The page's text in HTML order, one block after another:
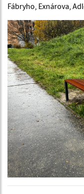
Fábryho, Exnárova,